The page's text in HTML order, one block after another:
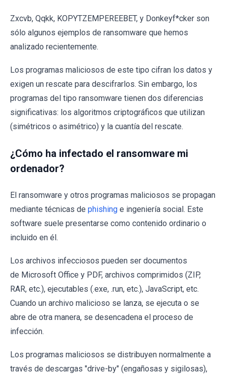
Zxcvb, Qqkk, KOPYTZEMPEREEBET, y Donkeyf*cker son
sólo algunos ejemplos de ransomware que hemos
analizado recientemente.
Los programas maliciosos de este tipo cifran los datos y
exigen un rescate para descifrarlos. Sin embargo, los
programas del tipo ransomware tienen dos diferencias
significativas: los algoritmos criptográficos que utilizan
(simétricos o asimétrico) y la cuantía del rescate.
¿Cómo ha infectado el ransomware mi
ordenador?
El ransomware y otros programas maliciosos se propagan
mediante técnicas de phishing e ingeniería social. Este
software suele presentarse como contenido ordinario o
incluido en él.
Los archivos infecciosos pueden ser documentos
de Microsoft Office y PDF, archivos comprimidos (ZIP,
RAR, etc.), ejecutables (.exe, .run, etc.), JavaScript, etc.
Cuando un archivo malicioso se lanza, se ejecuta o se
abre de otra manera, se desencadena el proceso de
infección.
Los programas maliciosos se distribuyen normalmente a
través de descargas "drive-by" (engañosas y sigilosas),